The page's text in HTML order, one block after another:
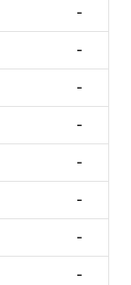
-
-
-
-
-
-
-
-